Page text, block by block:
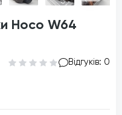
Hoco W64
Відгуків: 0